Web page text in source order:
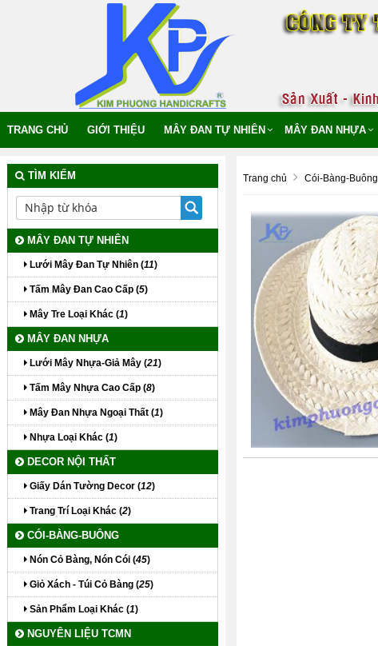
TRANG CHỦ GIỚI THIỆU MÂY ĐAN TỰ NHIÊN MÂY ĐAN NHỰA
Trang chủ Cói-Bàng-Buông
TÌM KIẾM
MÂY ĐAN TỰ NHIÊN
Lưới Mây Đan Tự Nhiên (11)
Tấm Mây Đan Cao Cấp (5)
Mây Tre Loại Khác (1)
MÂY ĐAN NHỰA
Lưới Mây Nhựa-Giả Mây (21)
Tấm Mây Nhựa Cao Cấp (8)
Mây Đan Nhựa Ngoại Thất (1)
Nhựa Loại Khác (1)
DECOR NỘI THẤT
Giấy Dán Tường Decor (12)
Trang Trí Loại Khác (2)
CÓI-BÀNG-BUÔNG
Nón Cỏ Bàng, Nón Cói (45)
Giỏ Xách - Túi Cỏ Bàng (25)
Sản Phẩm Loại Khác (1)
NGUYÊN LIỆU TCMN